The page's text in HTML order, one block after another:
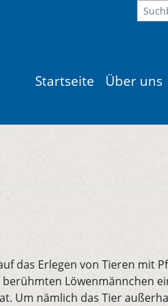
Startseite Über uns
das Erlegen von Tieren mit
Löwenmännchen
Um nämlich das Tier